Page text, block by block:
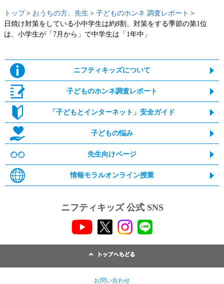
トップ おうちの方、先生
子どものホンネ 調査レポート
日焼け対策をしている小中学生は約8割、対策をする季節の第1位
は、小学生が「7月から」で中学生は「1年中」
ニフティキッズについて
子どものホンネ調査レポート
「子どもとインターネット」安全ガイド
子どもの悩み
先生向けページ
情報モラルオンライン授業
ニフティキッズ 公式 SNS
お問い合わせ